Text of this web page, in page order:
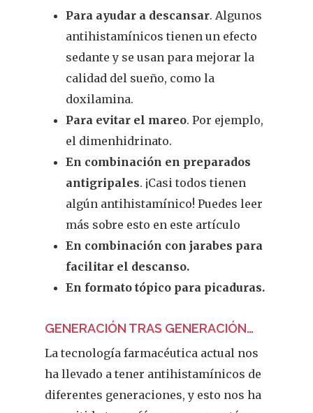
Para ayudar a descansar. Algunos
antihistamínicos tienen un efecto
sedante y se usan para mejorar la
calidad del sueño, como la
doxilamina.
Para evitar el mareo. Por ejemplo,
el dimenhidrinato.
En combinación en preparados
antigripales. ¡Casi todos tienen
algún antihistamínico! Puedes leer
más sobre esto en este artículo
En combinación con jarabes para
facilitar el descanso.
En formato tópico para picaduras.
GENERACIÓN TRAS GENERACIÓN…
La tecnología farmacéutica actual nos
ha llevado a tener antihistamínicos de
diferentes generaciones, y esto nos ha
FARMACÉUTICOS DE
Cuídate
Actualidad
¿Sabías
Infantil